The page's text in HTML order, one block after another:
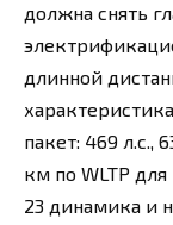
должна снять
длинной
пакет: 469 л.с.,
км по WLTP
23 динамика и